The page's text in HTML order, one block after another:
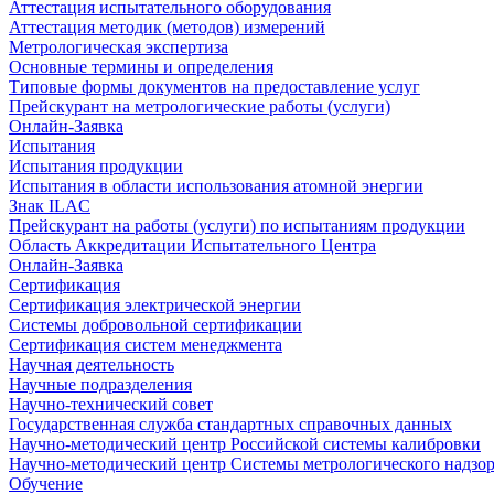
Аттестация испытательного оборудования
Аттестация методик (методов) измерений
Метрологическая экспертиза
Основные термины и определения
Типовые формы документов на предоставление услуг
Прейскурант на метрологические работы (услуги)
Онлайн-Заявка
Испытания
Испытания продукции
Испытания в области использования атомной энергии
Знак ILAC
Прейскурант на работы (услуги) по испытаниям продукции
Область Аккредитации Испытательного Центра
Онлайн-Заявка
Сертификация
Сертификация электрической энергии
Системы добровольной сертификации
Сертификация систем менеджмента
Научная деятельность
Научные подразделения
Научно-технический совет
Государственная служба стандартных справочных данных
Научно-методический центр Российской системы калибровки
Научно-методический центр Системы метрологического
Обучение